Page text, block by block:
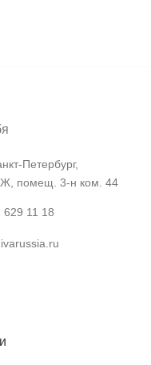
Петербург,
Ж, помещ. 3-н ком. 44
11 18